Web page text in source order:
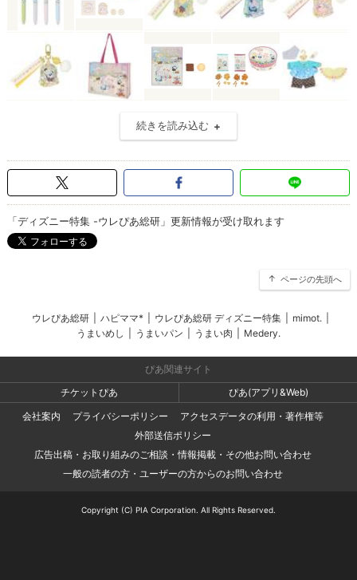
続きを読み込む
「ディズニー特集 -ウレぴあ総研」更新情報が受け取れます
ページの先頭へ
ウレぴあ総研 ハピママ* ウレぴあ総研 ディズニー特集 mimot.
うまいめし
うまいパン うまい肉 Medery.
ぴあ関連サイト
チケットぴあ
ぴあ(アプリ&Web)
会社案内
プライバシーポリシー
アクセスデータの利用・著作権等
外部送信ポリシー
広告出稿・お取り組みのご相談・情報掲載・その他お問い合わせ
一般の読者の方・ユーザーの方からのお問い合わせ
Copyright (C) PIA Corporation. All Rights Reserved.